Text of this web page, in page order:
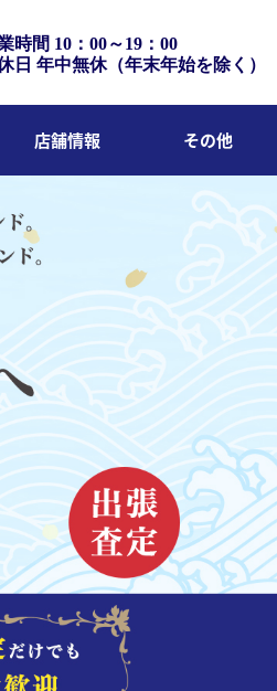
時間 10：00～19：00
日 年中無休（年末年始を除く）
店舗情報 その他